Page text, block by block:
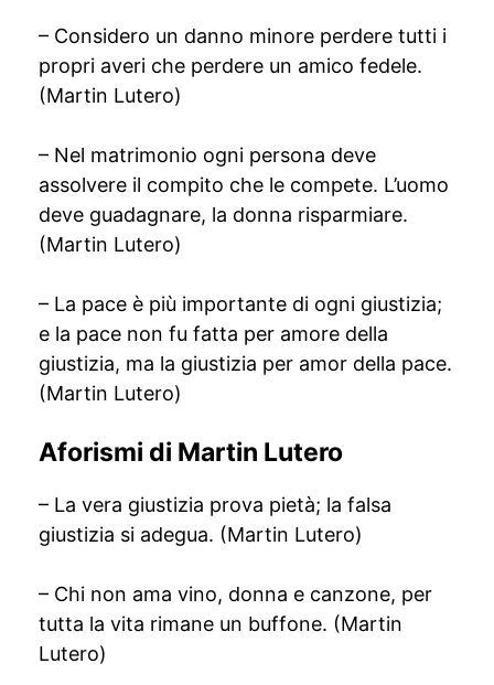
– Considero un danno minore perdere tutti i
propri averi che perdere un amico fedele.
(Martin Lutero)
– Nel matrimonio ogni persona deve
assolvere il compito che le compete. L’uomo
deve guadagnare, la donna risparmiare.
(Martin Lutero)
– La pace è più importante di ogni giustizia;
e la pace non fu fatta per amore della
giustizia, ma la giustizia per amor della pace.
(Martin Lutero)
Aforismi di Martin Lutero
– La vera giustizia prova pietà; la falsa
giustizia si adegua. (Martin Lutero)
– Chi non ama vino, donna e canzone, per
tutta la vita rimane un buffone. (Martin
Lutero)